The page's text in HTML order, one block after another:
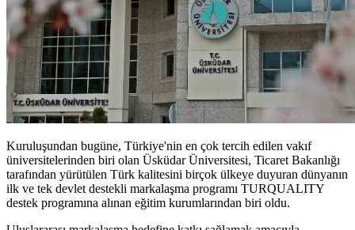
Kuruluşundan bugüne, Türkiye'nin en çok tercih edilen vakıf
üniversitelerinden biri olan Üsküdar Üniversitesi, Ticaret Bakanlığı
tarafından yürütülen Türk kalitesini birçok ülkeye duyuran dünyanın
ilk ve tek devlet destekli markalaşma programı TURQUALITY
destek programına alınan eğitim kurumlarından biri oldu.